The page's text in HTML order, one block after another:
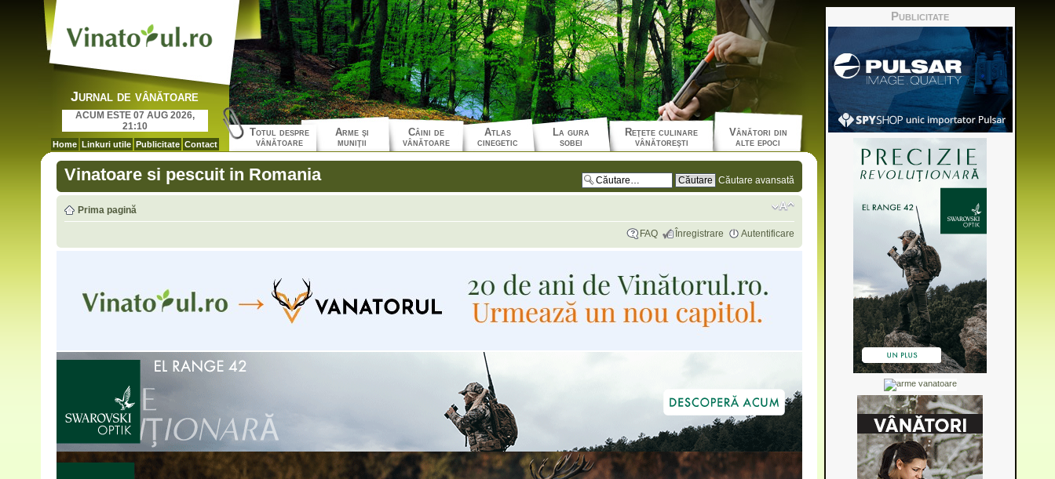
Jurnal de vânătoare
ACUM ESTE 07 AUG 2026,
21:10
Home Linkuri utile Publicitate Contact
Totul despre
vânătoare
Arme şi
muniţii
Câini de
vânătoare
Atlas
cinegetic
La gura
sobei
Reţete culinare
vânătoreşti
Vânători din
alte epoci
Vinatoare si pescuit in Romania Căutare avansată
Prima pagină
FAQ Înregistrare Autentificare
Publicitate